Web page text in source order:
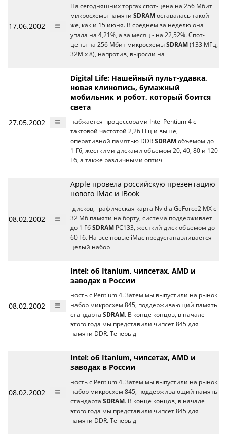
17.06.2002
На сегодняшних торгах спот-цена на 256 Мбит
микросхемы памяти SDRAM оставалась такой
же, как и 15 июня. В среднем за неделю она
упала на 4,21%, а за месяц - на 22,52%. Спот-
цены на 256 Мбит микросхемы SDRAM (133 МГц,
32M x 8), напротив, выросли на
27.05.2002
Digital Life: Нашейный пульт-удавка,
новая клинопись, бумажный
мобильник и робот, который боится
света
набжается процессорами Intel Pentium 4 с
тактовой частотой 2,26 ГГц и выше,
оперативной памятью DDR SDRAM объемом до
1 Гб, жесткими дисками объемом 20, 40, 80 и 120
Гб, а также различными оптич
08.02.2002
Apple провела российскую презентацию
нового iMac и iBook
-дисков, графическая карта Nvidia GeForce2 MX с
32 Мб памяти на борту, система поддерживает
до 1 Гб SDRAM PC133, жесткий диск объемом до
60 Гб. На все новые iMac предустанавливается
целый набор
08.02.2002
Intel: об Itanium, чипсетах, AMD и
заводах в России
ность с Pentium 4. Затем мы выпустили на рынок
набор микросхем 845, поддерживающий память
стандарта SDRAM. В конце концов, в начале
этого года мы представили чипсет 845 для
памяти DDR. Теперь д
08.02.2002
Intel: об Itanium, чипсетах, AMD и
заводах в России
ность с Pentium 4. Затем мы выпустили на рынок
набор микросхем 845, поддерживающий память
стандарта SDRAM. В конце концов, в начале
этого года мы представили чипсет 845 для
памяти DDR. Теперь д